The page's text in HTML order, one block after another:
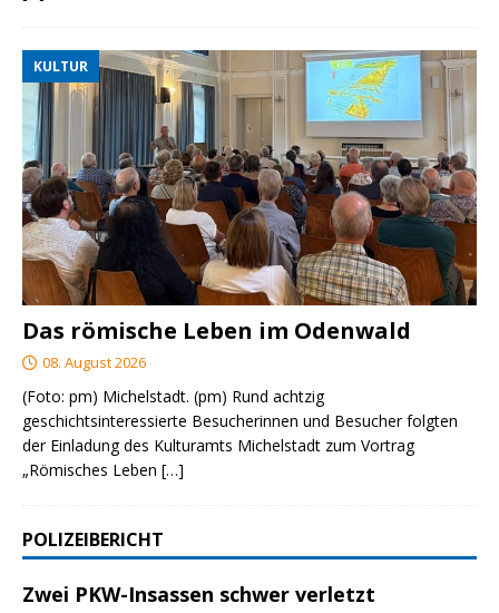
KULTUR
Das römische Leben im Odenwald
08. August 2026
(Foto: pm) Michelstadt. (pm) Rund achtzig
geschichtsinteressierte Besucherinnen und Besucher folgten
der Einladung des Kulturamts Michelstadt zum Vortrag
„Römisches Leben […]
POLIZEIBERICHT
Zwei PKW-Insassen schwer verletzt